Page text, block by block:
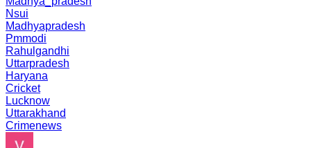
Nsui
Madhyapradesh
Pmmodi
Rahulgandhi
Uttarpradesh
Haryana
Cricket
Lucknow
Uttarakhand
Crimenews